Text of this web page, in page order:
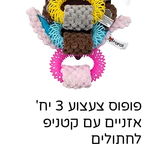
פופוס צעצוע 3 יח'
אזניים עם קטניפ
לחתולים